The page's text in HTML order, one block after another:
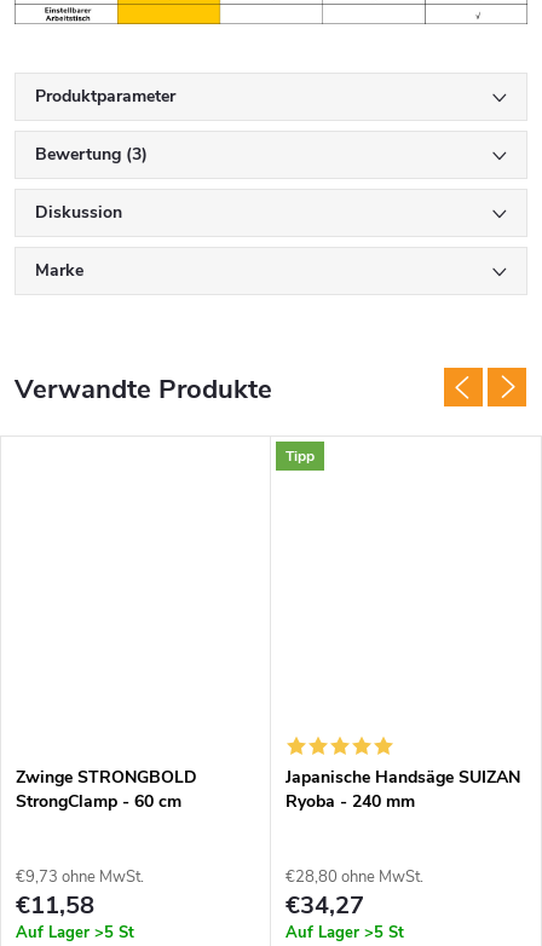
Produktparameter
Bewertung (3)
Diskussion
Marke
Verwandte Produkte
Zwinge STRONGBOLD
StrongClamp - 60 cm
€9,73 ohne MwSt.
€11,58
Auf Lager >5 St
Tipp
Japanische Handsäge SUIZAN
Ryoba - 240 mm
€28,80 ohne MwSt.
€34,27
Auf Lager >5 St